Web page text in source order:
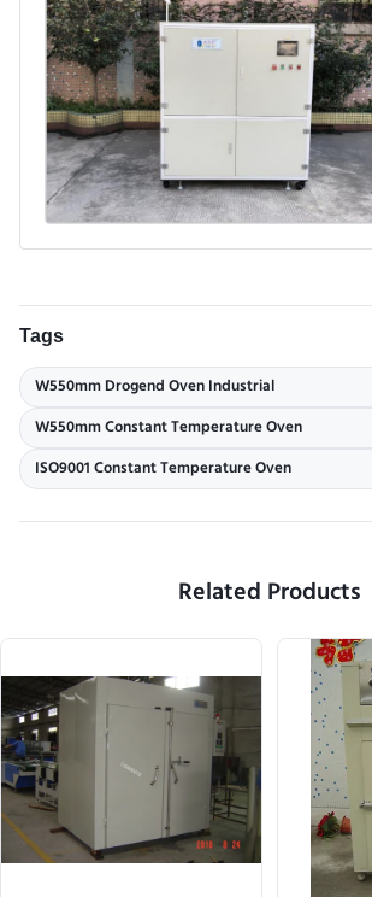
Tags
W550mm Drogend Oven Industrial
W550mm Constant Temperature Oven
ISO9001 Constant Temperature Oven
Related Products